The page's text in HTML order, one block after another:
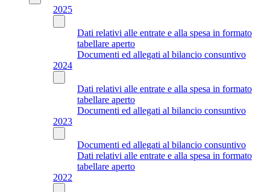
2025
Dati relativi alle entrate e alla spesa in formato
tabellare aperto
Documenti ed allegati al bilancio consuntivo
2024
Dati relativi alle entrate e alla spesa in formato
tabellare aperto
Documenti ed allegati al bilancio consuntivo
2023
Documenti ed allegati al bilancio consuntivo
Dati relativi alle entrate e alla spesa in formato
tabellare aperto
2022